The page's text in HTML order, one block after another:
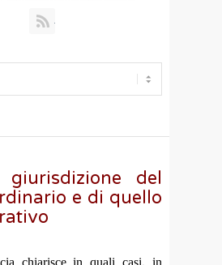
giurisdizione del
e di quello
chiarisce in quali casi, in